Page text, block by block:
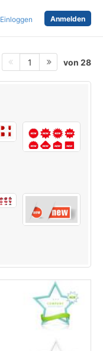
Einloggen Anmelden
1 von 28